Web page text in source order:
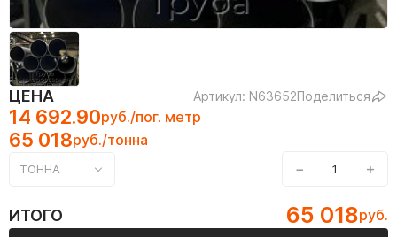
ЦЕНА Артикул: N63652Поделиться
14 692.90руб./пог. метр
65 018руб./тонна
ТОННА − +
ИТОГО 65 018руб.